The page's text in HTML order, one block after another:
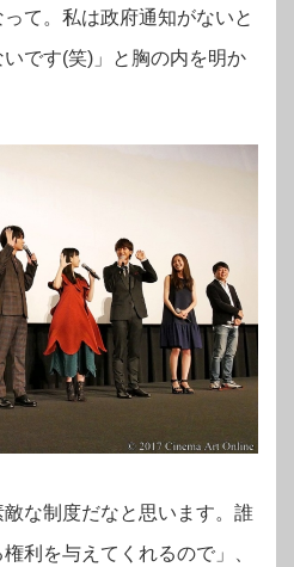
て。私は政府通知がないと
です(笑)」と胸の内を明か
な制度だなと思います。誰
利を与えてくれるので」、